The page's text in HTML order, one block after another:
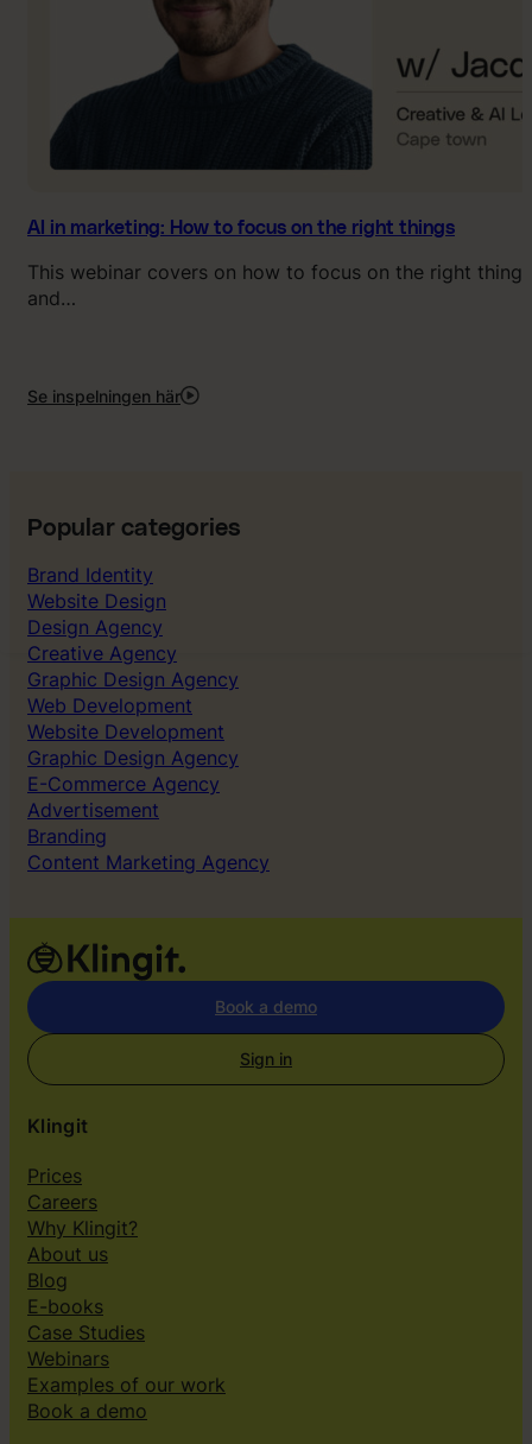
AI in marketing: How to focus on the right things
This webinar covers on how to focus on the right
and…
Se inspelningen här
:
to
focus
the
right
things
Popular categories
Brand Identity
Website Design
Design Agency
Creative Agency
Graphic Design Agency
Web Development
Website Development
Graphic Design Agency
E-Commerce Agency
Advertisement
Branding
Content Marketing Agency
Book a demo
Sign in
Klingit
Prices
Careers
Why Klingit?
About us
Blog
E-books
Case Studies
Webinars
Examples of our work
Book a demo